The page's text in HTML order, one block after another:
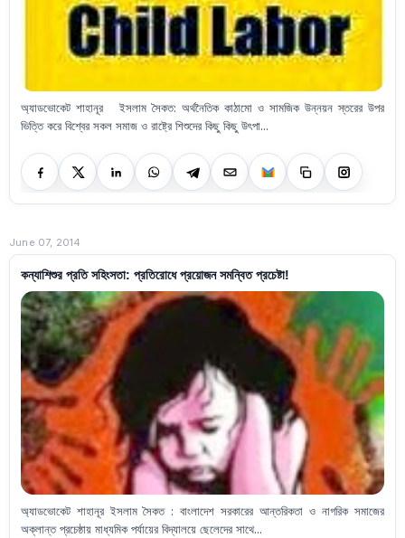
অ্যাডভোকেট শাহানূর ইসলাম সৈকত: অর্থনৈতিক কাঠামো ও সামজিক উন্নয়ন স্তরের উপর
ভিত্তি করে বিশ্বের সকল সমাজ ও রাষ্ট্রে শিশুদের কিছু কিছু উৎপা...
June 07, 2014
কন্যাশিশুর প্রতি সহিংসতা: প্রতিরোধে প্রয়োজন সমন্বিত প্রচেষ্টা!
অ্যাডভোকেট শাহানূর ইসলাম সৈকত : বাংলাদেশ সরকারের আন্তরিকতা ও নাগরিক সমাজের
অক্লান্ত প্রচেষ্ঠায় মাধ্যমিক পর্যায়ের বিদ্যালয়ে ছেলেদের সাথে...